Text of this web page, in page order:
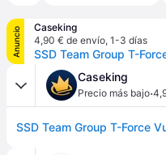
Anuncio
Caseking
4,90 € de envío, 1-3 días
Caseking
Precio más bajo·